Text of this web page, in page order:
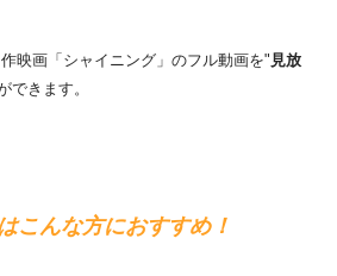
映画「シャイニング」のフル動画を" 見放
できます。
こんな方におすすめ！